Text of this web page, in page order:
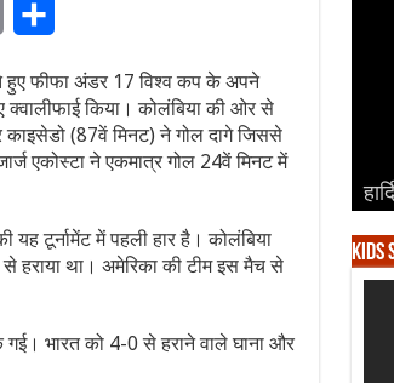
Print
हुए फीफा अंडर 17 विश्व कप के अपने
किया। कोलंबिया की ओर से
(87वें मिनट) ने गोल दागे जिससे
एकोस्टा ने एकमात्र गोल 24वें मिनट में
टूर्नामेंट में पहली हार है। कोलंबिया
हराया था। अमेरिका की टीम इस मैच से
भारत को 4-0 से हराने वाले घाना और
Kids